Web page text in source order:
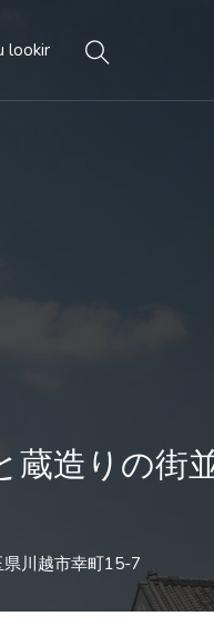
蔵造りの街
県川越市幸町15-7